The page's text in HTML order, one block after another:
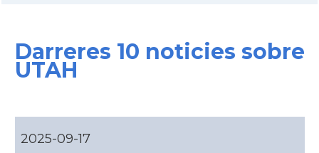
CAMON Catalans a CONNECTICUT
CAMON
Darreres 10 noticies sobre
UTAH
2025-09-17